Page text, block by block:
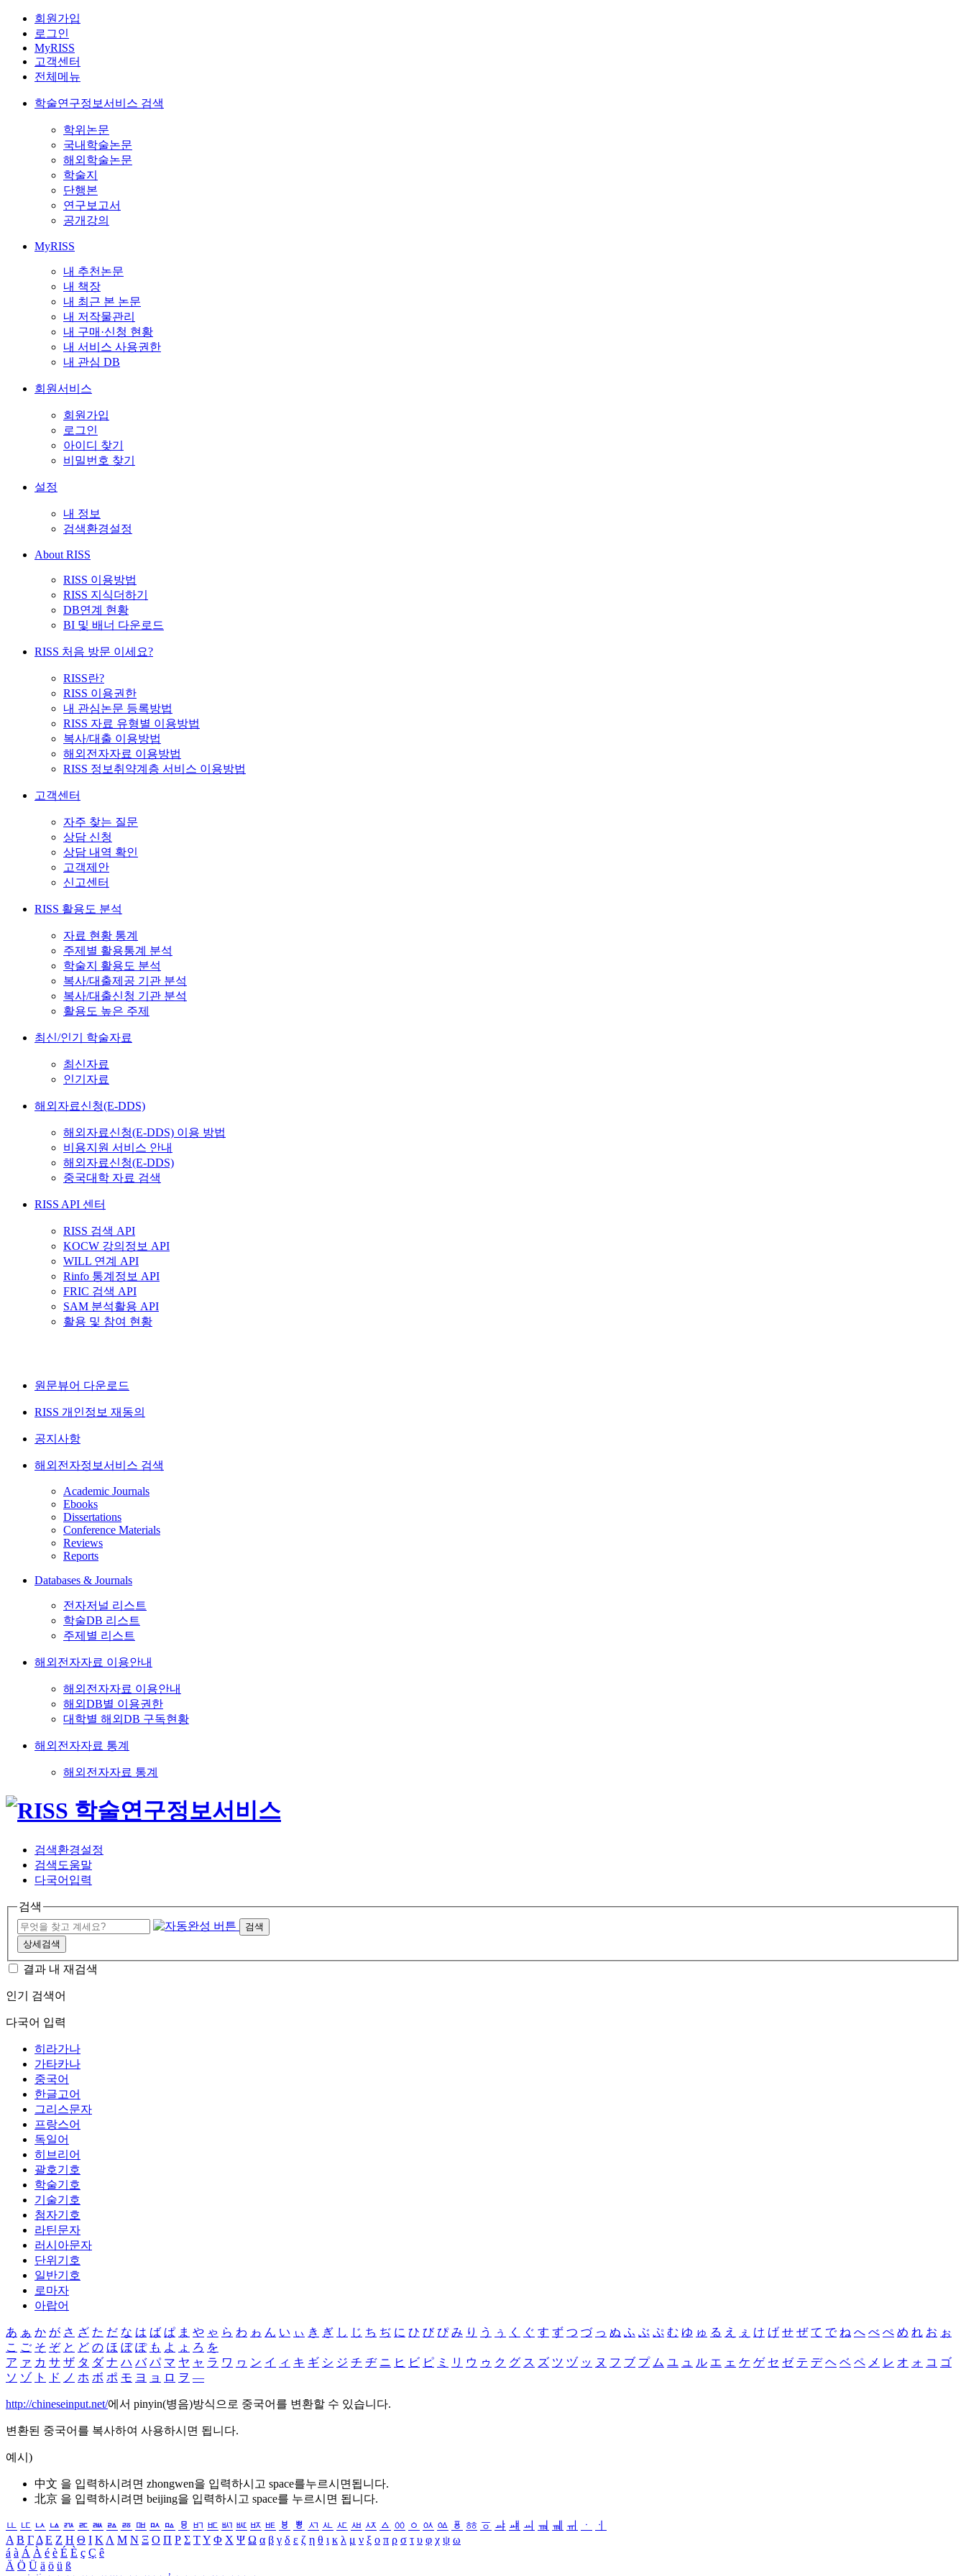
회원가입
로그인
MyRISS
고객센터
전체메뉴
학술연구정보서비스 검색
학위논문
국내학술논문
해외학술논문
학술지
단행본
연구보고서
공개강의
MyRISS
내 추천논문
내 책장
내 최근 본 논문
내 저작물관리
내 구매·신청 현황
내 서비스 사용권한
내 관심 DB
회원서비스
회원가입
로그인
아이디 찾기
비밀번호 찾기
설정
내 정보
검색환경설정
About RISS
RISS 이용방법
RISS 지식더하기
DB연계 현황
BI 및 배너 다운로드
RISS 처음 방문 이세요?
RISS란?
RISS 이용권한
내 관심논문 등록방법
RISS 자료 유형별 이용방법
복사/대출 이용방법
해외전자자료 이용방법
RISS 정보취약계층 서비스 이용방법
고객센터
자주 찾는 질문
상담 신청
상담 내역 확인
고객제안
신고센터
RISS 활용도 분석
자료 현황 통계
주제별 활용통계 분석
학술지 활용도 분석
복사/대출제공 기관 분석
복사/대출신청 기관 분석
활용도 높은 주제
최신/인기 학술자료
최신자료
인기자료
해외자료신청(E-DDS)
해외자료신청(E-DDS) 이용 방법
비용지원 서비스 안내
해외자료신청(E-DDS)
중국대학 자료 검색
RISS API 센터
RISS 검색 API
KOCW 강의정보 API
WILL 연계 API
Rinfo 통계정보 API
FRIC 검색 API
SAM 분석활용 API
활용 및 참여 현황
원문뷰어 다운로드
RISS 개인정보 재동의
공지사항
해외전자정보서비스 검색
Academic Journals
Ebooks
Dissertations
Conference Materials
Reviews
Reports
Databases & Journals
전자저널 리스트
학술DB 리스트
주제별 리스트
해외전자자료 이용안내
해외전자자료 이용안내
해외DB별 이용권한
대학별 해외DB 구독현황
해외전자자료 통계
해외전자자료 통계
검색환경설정
검색도움말
다국어입력
검색
검색
상세검색
결과 내 재검색
인기 검색어
다국어 입력
히라가나
가타카나
중국어
한글고어
그리스문자
프랑스어
독일어
히브리어
괄호기호
학술기호
기술기호
첨자기호
라틴문자
러시아문자
단위기호
일반기호
로마자
아랍어
あ ぁ か が さ ざ た だ な は ば ぱ ま や ゃ ら わ ゎ ん い ぃ き ぎ し じ ち ぢ に ひ び ぴ み り う ぅ く ぐ す ず つ づ っ ぬ ふ ぶ ぷ む ゆ ゅ る え ぇ け げ せ ぜ て で ね へ べ ぺ め れ お ぉ
こ ご そ ぞ と ど の ほ ぼ ぽ も よ ょ ろ を
ア ァ カ サ ザ タ ダ ナ ハ バ パ マ ヤ ャ ラ ワ ヮ ン イ ィ キ ギ シ ジ チ ヂ ニ ヒ ビ ピ ミ リ ウ ゥ ク グ ス ズ ツ ヅ ッ ヌ フ ブ プ ム ユ ュ ル エ ェ ケ ゲ セ ゼ テ デ ヘ ベ ペ メ レ オ ォ コ ゴ
ソ ゾ ト ド ノ ホ ボ ポ モ ヨ ョ ロ ヲ ―
http://chineseinput.net/에서 pinyin(병음)방식으로 중국어를 변환할 수 있습니다.
변환된 중국어를 복사하여 사용하시면 됩니다.
예시)
中文 을 입력하시려면 zhongwen을 입력하시고 space를누르시면됩니다.
北京 을 입력하시려면 beijing을 입력하시고 space를 누르시면 됩니다.
ㅥ ㅦ ㅧ ㅨ ㅩ ㅪ ㅫ ㅬ ㅭ ㅮ ㅯ ㅰ ㅱ ㅲ ㅳ ㅴ ㅵ ㅶ ㅷ ㅸ ㅹ ㅺ ㅻ ㅼ ㅽ ㅾ ㅿ ㆀ ㆁ ㆂ ㆃ ㆄ ㆅ ㆆ ㆇ ㆈ ㆉ ㆊ ㆋ ㆌ ㆍ
ㆎ
Α Β ΓΔ Ε Ζ Η Θ Ι ΚΛ Μ Ν Ξ Ο Π Ρ Σ ΤΥ Φ Χ Ψ Ω α β γ δ ε ζ η θ ι κ λ μ ν ξ ο π ρ σ τ υ φ χ ψ ω
á à Á À é è É È ç Ç ê
Ä Ö Ü ä ö ü ß